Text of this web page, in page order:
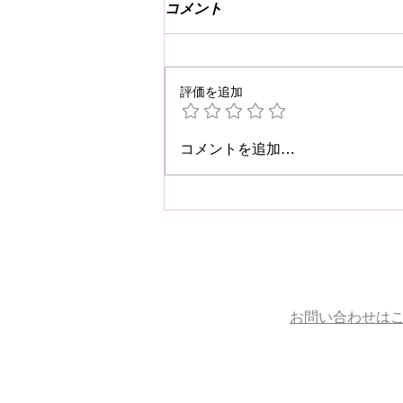
☆肩こり・腰痛予防☆
コメント
評価を追加
コメントを追加…
お問い合わせは